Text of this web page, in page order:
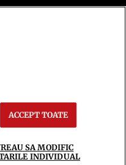
ACCEPT TOATE
SA MODIFIC
INDIVIDUAL